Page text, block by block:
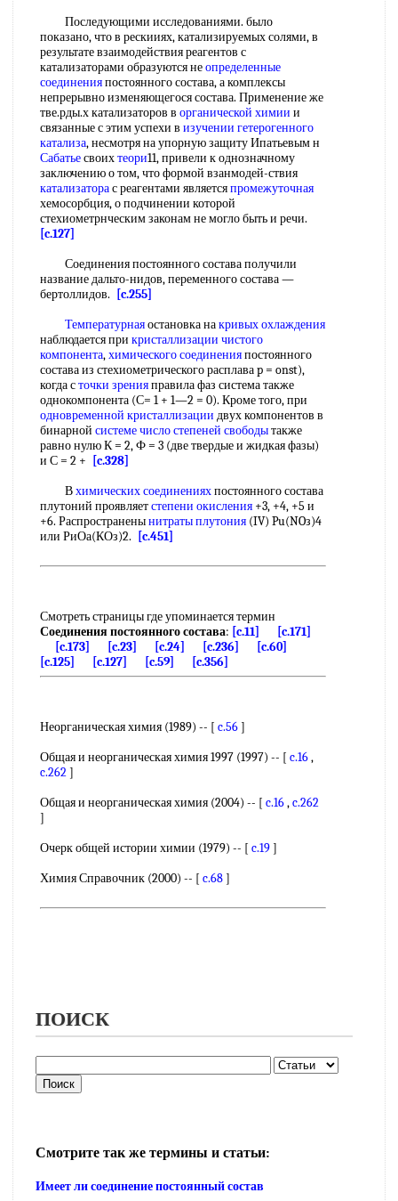
Последующими исследованиями. было
показано, что в рескииях, катализируемых солями, в
результате взаимодействия реагентов с
катализаторами образуются неопределенные
соединенияпостоянного состава, а комплексы
непрерывно изменяющегося состава. Применение же
тве.рды.х катализаторов в органической химии и
связанные с этим успехи в изучении гетерогенного
катализа, несмотря на упорную защиту Ипатьевым н
Сабатьесвоихтеори11, привели к однозначному
заключению о том, что формой взанмодей-ствия
катализаторас реагентами являетсяпромежуточная
хемосорбция, о подчинении которой
стехиометрнческим законам не могло быть и речи.
[c.127]
Соединения постоянного состава получили
название дальто-нидов, переменного состава —
бертоллидов.
[c.255]
Температурнаяостановка накривых охлаждения
наблюдается при кристаллизации чистого
компонента,химического соединенияпостоянного
состава из стехиометрического расплава p = onst),
когда сточки зренияправила фаз система также
однокомпонента (С= 1 + 1—2 = 0). Кроме того, при
одновременной кристаллизации двух компонентов в
бинарной системе число степеней свободытакже
равно нулю К = 2, Ф = 3 (две твердые и жидкая фазы)
и С = 2 +
[c.328]
Вхимических соединенияхпостоянного состава
плутоний проявляетстепени окисления +3, +4, +5 и
+6. Распространенынитраты плутония (IV) Pu(NOз)4
или РиОа(КОз)2.
[c.451]
Смотреть страницы где упоминается термин
Соединения постоянного состава: [c.11]
[c.171]
[c.173]
[c.23] [c.24] [c.236]
[c.60]
[c.125]
[c.127] [c.59] [c.356]
Неорганическая химия (1989) -- [ c.56]
Общая и неорганическая химия 1997 (1997) -- [ c.16,
c.262]
Общая и неорганическая химия (2004) -- [ c.16,c.262
]
Очерк общей истории химии (1979) -- [ c.19]
Химия Справочник (2000) -- [ c.68]
ПОИСК
Смотрите так же термины и статьи:
Имеет ли соединение постоянный состав